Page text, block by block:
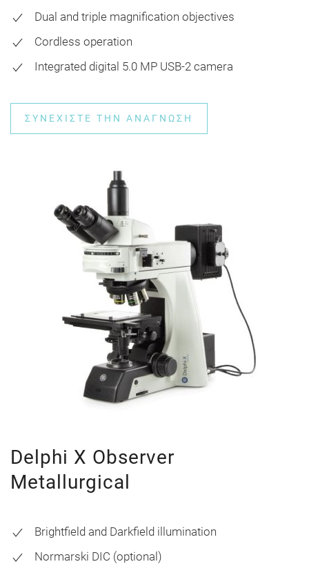
Dual and triple magnification objectives
Cordless operation
Integrated digital 5.0 MP USB-2 camera
ΣΥΝΕΧΊΣΤΕ ΤΗΝ ΑΝΆΓΝΩΣΗ
Delphi X Observer
Metallurgical
Brightfield and Darkfield illumination
Normarski DIC (optional)